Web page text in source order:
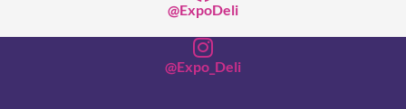
@ExpoDeli
@Expo_Deli